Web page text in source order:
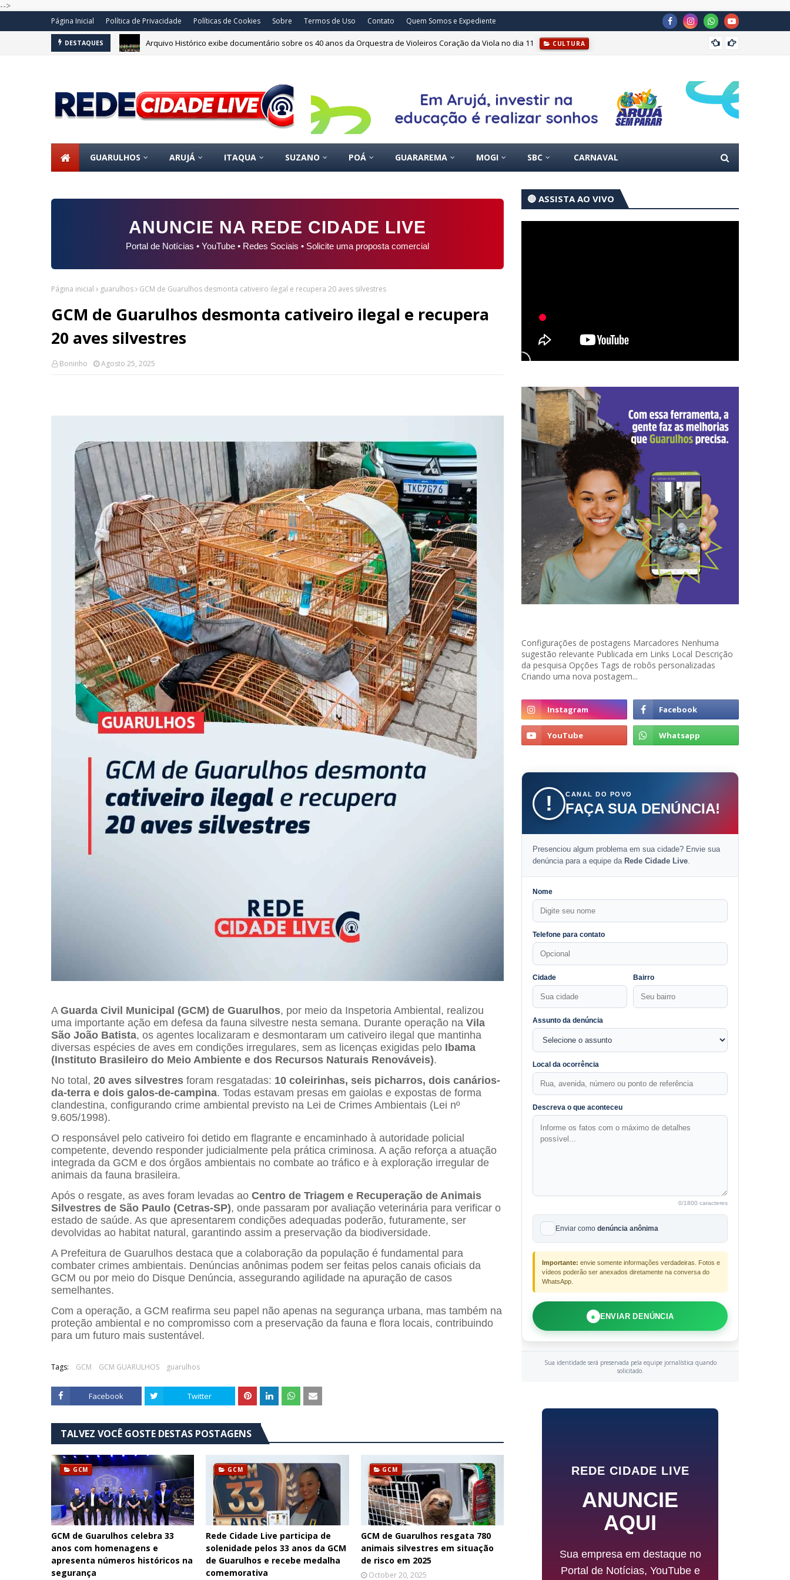
-->
Página Inicial Política de Privacidade Políticas de Cookies Sobre Termos de Uso Contato Quem Somos e Expediente
DESTAQUES Arquivo Histórico exibe documentário sobre os 40 anos da Orquestra de Violeiros Coração da Viola no dia 11 CULTURA
GUARULHOS ARUJÁ ITAQUA SUZANO POÁ GUARAREMA MOGI SBC CARNAVAL
ANUNCIE NA REDE CIDADE LIVE
Portal de Notícias • YouTube • Redes Sociais • Solicite uma proposta comercial
Página inicial guarulhos GCM de Guarulhos desmonta cativeiro ilegal e recupera 20 aves silvestres
GCM de Guarulhos desmonta cativeiro ilegal e recupera
20 aves silvestres
Boninho Agosto 25, 2025
A Guarda Civil Municipal (GCM) de Guarulhos, por meio da Inspetoria Ambiental, realizou
uma importante ação em defesa da fauna silvestre nesta semana. Durante operação na Vila
São João Batista, os agentes localizaram e desmontaram um cativeiro ilegal que mantinha
diversas espécies de aves em condições irregulares, sem as licenças exigidas pelo Ibama
(Instituto Brasileiro do Meio Ambiente e dos Recursos Naturais Renováveis).
No total, 20 aves silvestres foram resgatadas: 10 coleirinhas, seis picharros, dois canários-
da-terra e dois galos-de-campina. Todas estavam presas em gaiolas e expostas de forma
clandestina, configurando crime ambiental previsto na Lei de Crimes Ambientais (Lei nº
9.605/1998).
O responsável pelo cativeiro foi detido em flagrante e encaminhado à autoridade policial
competente, devendo responder judicialmente pela prática criminosa. A ação reforça a atuação
integrada da GCM e dos órgãos ambientais no combate ao tráfico e à exploração irregular de
animais da fauna brasileira.
Após o resgate, as aves foram levadas ao Centro de Triagem e Recuperação de Animais
Silvestres de São Paulo (Cetras-SP), onde passaram por avaliação veterinária para verificar o
estado de saúde. As que apresentarem condições adequadas poderão, futuramente, ser
devolvidas ao habitat natural, garantindo assim a preservação da biodiversidade.
A Prefeitura de Guarulhos destaca que a colaboração da população é fundamental para
combater crimes ambientais. Denúncias anônimas podem ser feitas pelos canais oficiais da
GCM ou por meio do Disque Denúncia, assegurando agilidade na apuração de casos
semelhantes.
Com a operação, a GCM reafirma seu papel não apenas na segurança urbana, mas também na
proteção ambiental e no compromisso com a preservação da fauna e flora locais, contribuindo
para um futuro mais sustentável.
Tags: GCM GCM GUARULHOS guarulhos
Facebook Twitter
TALVEZ VOCÊ GOSTE DESTAS POSTAGENS
GCM
GCM de Guarulhos celebra 33
anos com homenagens e
apresenta números históricos na
segurança
GCM
Rede Cidade Live participa de
solenidade pelos 33 anos da GCM
de Guarulhos e recebe medalha
comemorativa
GCM
GCM de Guarulhos resgata 780
animais silvestres em situação
de risco em 2025
October 20, 2025
🔴 ASSISTA AO VIVO
Configurações de postagens Marcadores Nenhuma
sugestão relevante Publicada em Links Local Descrição
da pesquisa Opções Tags de robôs personalizadas
Criando uma nova postagem...
! CANAL DO POVO
FAÇA SUA DENÚNCIA!
Presenciou algum problema em sua cidade? Envie sua
denúncia para a equipe da Rede Cidade Live.
Nome
Telefone para contato
Cidade Bairro
Assunto da denúncia
Local da ocorrência
Descreva o que aconteceu
0/1800 caracteres
Enviar como denúncia anônima
Importante: envie somente informações verdadeiras. Fotos e
vídeos poderão ser anexados diretamente na conversa do
WhatsApp.
● ENVIAR DENÚNCIA
Sua identidade será preservada pela equipe jornalística quando
solicitado.
REDE CIDADE LIVE
ANUNCIE
AQUI
Sua empresa em destaque no
Portal de Notícias, YouTube e